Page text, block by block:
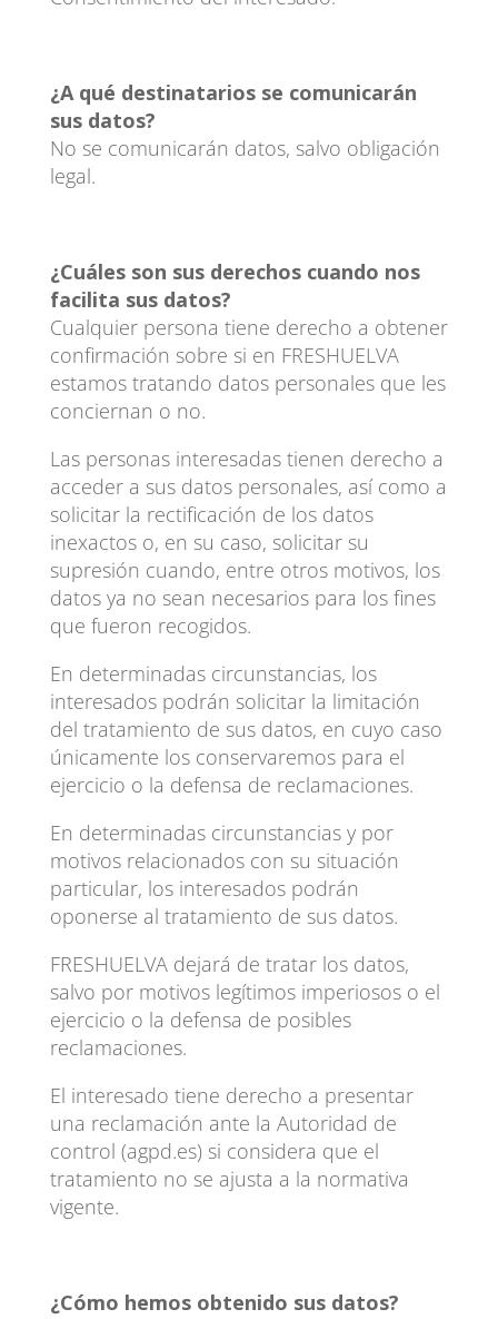
¿A qué destinatarios se comunicarán
sus datos?
No se comunicarán datos, salvo obligación
legal.
¿Cuáles son sus derechos cuando nos
facilita sus datos?
Cualquier persona tiene derecho a obtener
confirmación sobre si en FRESHUELVA
estamos tratando datos personales que les
conciernan o no.
Las personas interesadas tienen derecho a
acceder a sus datos personales, así como a
solicitar la rectificación de los datos
inexactos o, en su caso, solicitar su
supresión cuando, entre otros motivos, los
datos ya no sean necesarios para los fines
que fueron recogidos.
En determinadas circunstancias, los
interesados podrán solicitar la limitación
del tratamiento de sus datos, en cuyo caso
únicamente los conservaremos para el
ejercicio o la defensa de reclamaciones.
En determinadas circunstancias y por
motivos relacionados con su situación
particular, los interesados podrán
oponerse al tratamiento de sus datos.
FRESHUELVA dejará de tratar los datos,
salvo por motivos legítimos imperiosos o el
ejercicio o la defensa de posibles
reclamaciones.
El interesado tiene derecho a presentar
una reclamación ante la Autoridad de
control (agpd.es) si considera que el
tratamiento no se ajusta a la normativa
vigente.
¿Cómo hemos obtenido sus datos?